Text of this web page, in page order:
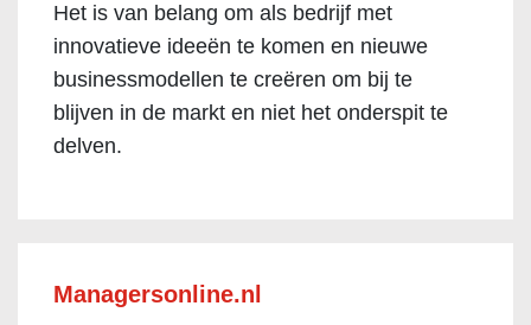
Het is van belang om als bedrijf met
innovatieve ideeën te komen en nieuwe
businessmodellen te creëren om bij te
blijven in de markt en niet het onderspit te
delven.
Managersonline.nl